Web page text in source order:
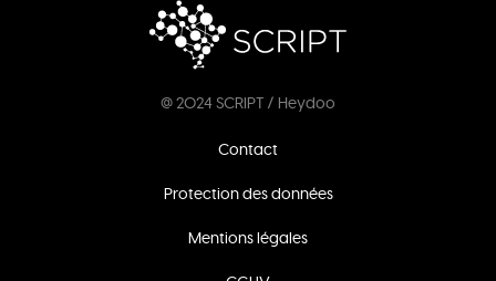
@ 2024 SCRIPT / Heydoo
Contact
Protection des données
Mentions légales